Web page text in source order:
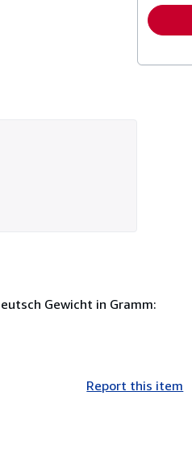
Gewicht in Gramm:
Report this item